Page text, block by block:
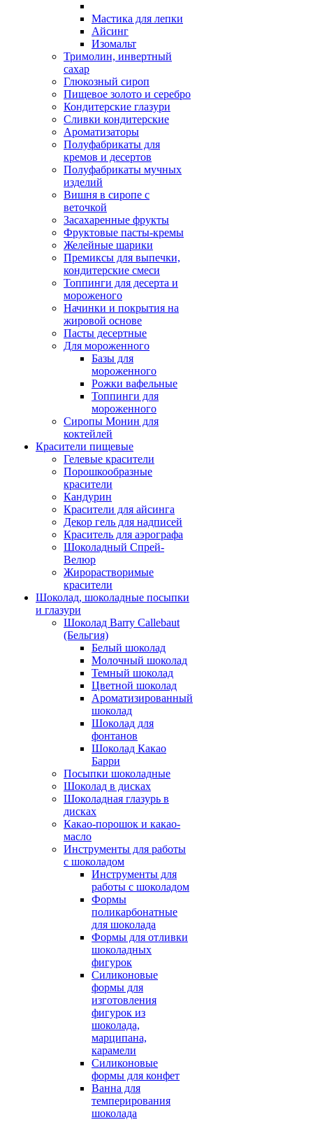
Мастика для лепки
Айсинг
Изомальт
Тримолин, инвертный
сахар
Глюкозный сироп
Пищевое золото и серебро
Кондитерские глазури
Сливки кондитерские
Ароматизаторы
Полуфабрикаты для
кремов и десертов
Полуфабрикаты мучных
изделий
Вишня в сиропе с
веточкой
Засахаренные фрукты
Фруктовые пасты-кремы
Желейные шарики
Премиксы для выпечки,
кондитерские смеси
Топпинги для десерта и
мороженого
Начинки и покрытия на
жировой основе
Пасты десертные
Для мороженного
Базы для
мороженного
Рожки вафельные
Топпинги для
мороженного
Сиропы Монин для
коктейлей
Красители пищевые
Гелевые красители
Порошкообразные
красители
Кандурин
Красители для айсинга
Декор гель для надписей
Краситель для аэрографа
Шоколадный Спрей-
Велюр
Жирорастворимые
красители
Шоколад, шоколадные посыпки
и глазури
Шоколад Barry Callebaut
(Бельгия)
Белый шоколад
Молочный шоколад
Темный шоколад
Цветной шоколад
Ароматизированный
шоколад
Шоколад для
фонтанов
Шоколад Какао
Барри
Посыпки шоколадные
Шоколад в дисках
Шоколадная глазурь в
дисках
Какао-порошок и какао-
масло
Инструменты для работы
с шоколадом
Инструменты для
работы с шоколадом
Формы
поликарбонатные
для шоколада
Формы для отливки
шоколадных
фигурок
Силиконовые
формы для
изготовления
фигурок из
шоколада,
марципана,
карамели
Силиконовые
формы для конфет
Ванна для
темперирования
шоколада